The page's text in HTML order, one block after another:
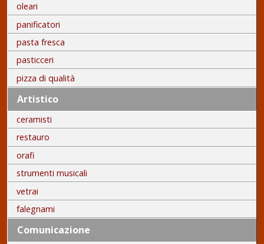
oleari
panificatori
pasta fresca
pasticceri
pizza di qualità
Artistico
ceramisti
restauro
orafi
strumenti musicali
vetrai
falegnami
Comunicazione